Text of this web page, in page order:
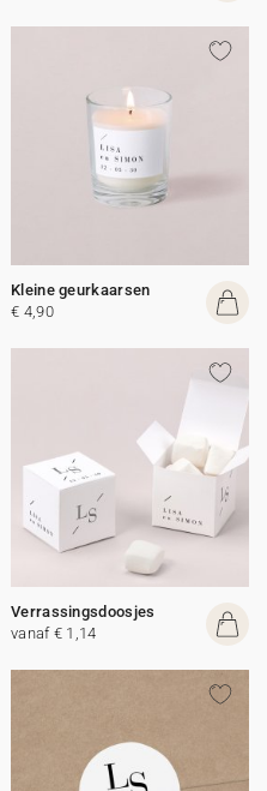
Kleine geurkaarsen
€ 4,90
Verrassingsdoosjes
vanaf € 1,14